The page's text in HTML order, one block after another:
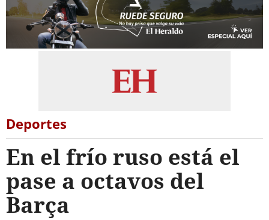
Deportes
En el frío ruso está el
pase a octavos del
Barça